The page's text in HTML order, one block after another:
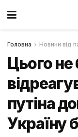
Головна Новини від
Цього не
путіна
Україну